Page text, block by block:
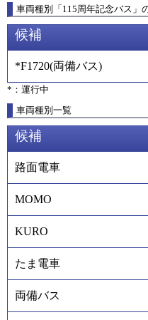
車両種別 「115周年記念バス 」
候補
*F1720(両備バス)
*：運行中
車両種別一覧
候補
路面電車
MOMO
KURO
たま電車
両備バス